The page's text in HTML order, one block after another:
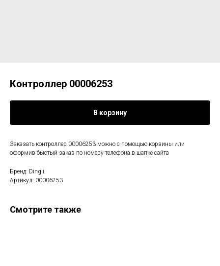
Контроллер 00006253
В корзину
Заказать контроллер 00006253 можно с помощью корзины или
оформив быстый заказ по номеру телефона в шапке сайта
Бренд: Dingli
Артикул: 00006253
Смотрите также